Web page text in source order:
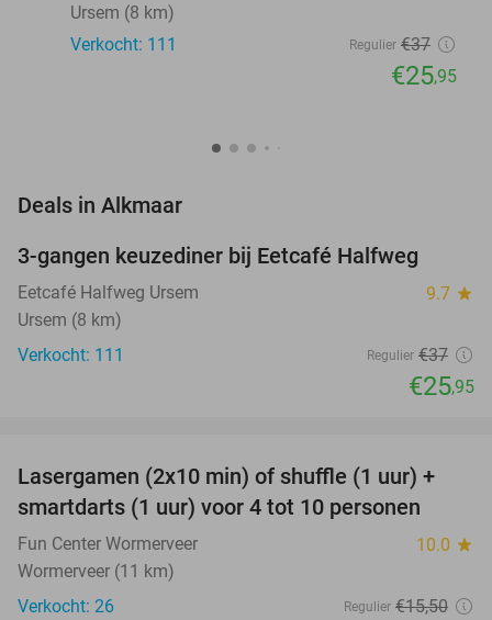
Ursem (8 km)
Verkocht: 111
Regulier €37
€25,95
Deals in Alkmaar
3-gangen keuzediner bij Eetcafé Halfweg
Eetcafé Halfweg Ursem 9.7 star
Ursem (8 km)
Verkocht: 111
Regulier €37
€25,95
36%
NEW
TODAY
Lasergamen (2x10 min) of shuffle (1 uur) +
smartdarts (1 uur) voor 4 tot 10 personen
Fun Center Wormerveer 10.0 star
Wormerveer (11 km)
Verkocht: 26
Regulier €15,50